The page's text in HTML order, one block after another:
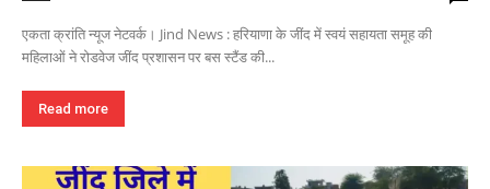
एकता क्रांति न्यूज नेटवर्क। Jind News : हरियाणा के जींद में स्वयं सहायता समूह की
महिलाओं ने रोडवेज जींद प्रशासन पर बस स्टैंड की...
Read more